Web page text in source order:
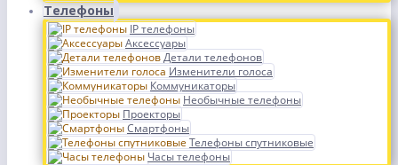
Телефоны
IP телефоны
Аксессуары
Детали телефонов
Изменители голоса
Коммуникаторы
Необычные телефоны
Проекторы
Смартфоны
Телефоны спутниковые
Часы телефоны